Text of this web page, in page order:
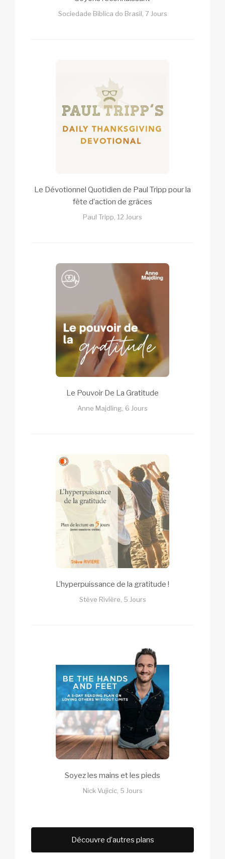
Sociedade Bíblica do Brasil, 7 Jours
Le Dévotionnel Quotidien de Paul Tripp pour la
fête d’action de grâces
Paul Tripp, 12 Jours
Le Pouvoir De La Gratitude
Anne Majdling, 6 Jours
L’hyperpuissance de la gratitude !
Stève Rivière, 5 Jours
Soyez les mains et les pieds
Nick Vujicic, 5 Jours
Découvre d’autres plans